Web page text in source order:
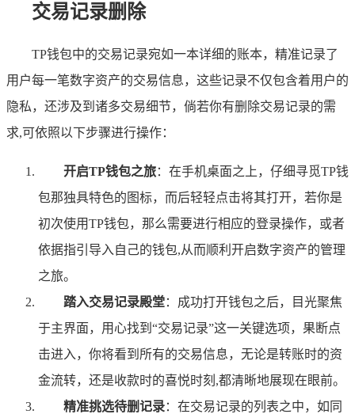
交易记录删除
TP钱包中的交易记录宛如一本详细的账本，精准记录了
用户每一笔数字资产的交易信息，这些记录不仅包含着用户的
隐私，还涉及到诸多交易细节，倘若你有删除交易记录的需
求,可依照以下步骤进行操作：
开启TP钱包之旅：在手机桌面之上，仔细寻觅TP钱
包那独具特色的图标，而后轻轻点击将其打开，若你是
初次使用TP钱包，那么需要进行相应的登录操作，或者
依据指引导入自己的钱包,从而顺利开启数字资产的管理
之旅。
踏入交易记录殿堂：成功打开钱包之后，目光聚焦
于主界面，用心找到“交易记录”这一关键选项，果断点
击进入，你将看到所有的交易信息，无论是转账时的资
金流转，还是收款时的喜悦时刻,都清晰地展现在眼前。
精准挑选待删记录：在交易记录的列表之中，如同